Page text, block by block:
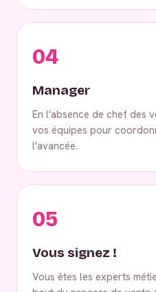
04
Manager
En l'absence de chef des
vos équipes pour
l'avancée.
05
Vous signez !
Vous êtes les experts